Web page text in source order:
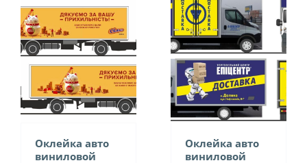
Оклейка авто
виниловой
Оклейка авто
виниловой